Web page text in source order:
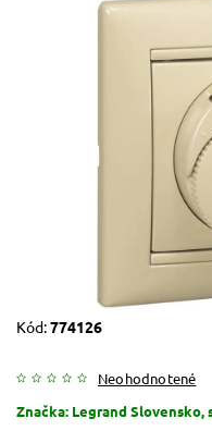
Kód:774126
Neohodnotené
Značka: Legrand Slovensko,